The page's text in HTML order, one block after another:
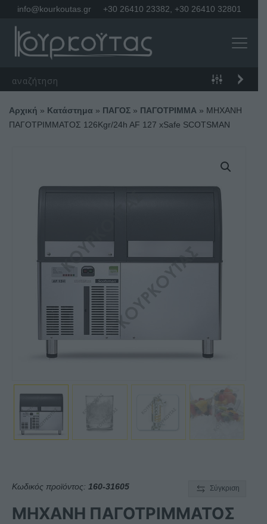
info@kourkoutas.gr +30 26410 23382 +30 26410 32801
Αρχική » Κατάστημα » ΠΑΓΟΣ » ΠΑΓΟΤΡΙΜΜΑ » ΜΗΧΑΝΗ
ΠΑΓΟΤΡΙΜΜΑΤΟΣ 126Kgr/24h AF 127 xSafe SCOTSMAN
Κωδικός προϊόντος: 160-31605 Σύγκριση
ΜΗΧΑΝΗ ΠΑΓΟΤΡΙΜΜΑΤΟΣ